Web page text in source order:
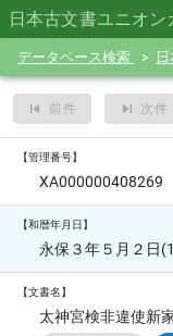
日本古文書ユニオン
データベース検索
前件 次件
【管理番号】
XA000000408269
【和暦年月日】
永保３年５月２日
【文書名】
太神宮検非違使新